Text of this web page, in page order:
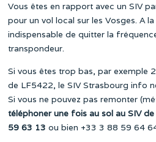
Vous êtes en rapport avec un SIV
pour un vol local sur les Vosges. A
indispensable de quitter la
transpondeur.
Si vous êtes trop bas, par exemple
de LF5422, le SIV Strasbourg info
Si vous ne pouvez pas remonter
téléphoner une fois au sol au SIV
59 63 13ou bien +33 3 88 59 64